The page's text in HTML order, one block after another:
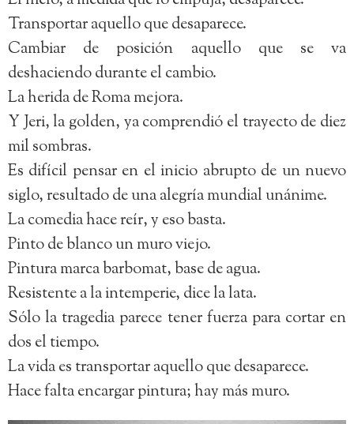
Transportar aquello que desaparece.
Cambiar de posición aquello que se va
deshaciendo durante el cambio.
La herida de Roma mejora.
Y Jeri, la golden, ya comprendió el trayecto de diez
mil sombras.
Es difícil pensar en el inicio abrupto de un nuevo
siglo, resultado de una alegría mundial unánime.
La comedia hace reír, y eso basta.
Pinto de blanco un muro viejo.
Pintura marca barbomat, base de agua.
Resistente a la intemperie, dice la lata.
Sólo la tragedia parece tener fuerza para cortar en
dos el tiempo.
La vida es transportar aquello que desaparece.
Hace falta encargar pintura; hay más muro.